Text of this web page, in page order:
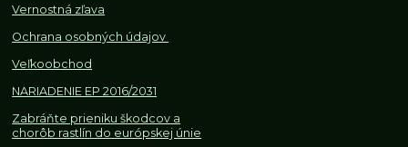
Vernostná zľava
Ochrana osobných údajov
Veľkoobchod
NARIADENIE EP 2016/2031
Zabráňte prieniku škodcov a
chorôb rastlín do európskej únie